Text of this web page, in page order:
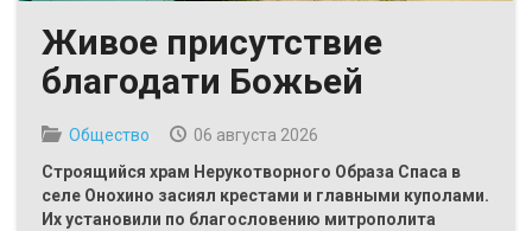
Живое присутствие
благодати Божьей
Общество
06 августа 2026
Строящийся храм Нерукотворного Образа Спаса в
селе Онохино засиял крестами и главными куполами.
Их установили по благословению митрополита